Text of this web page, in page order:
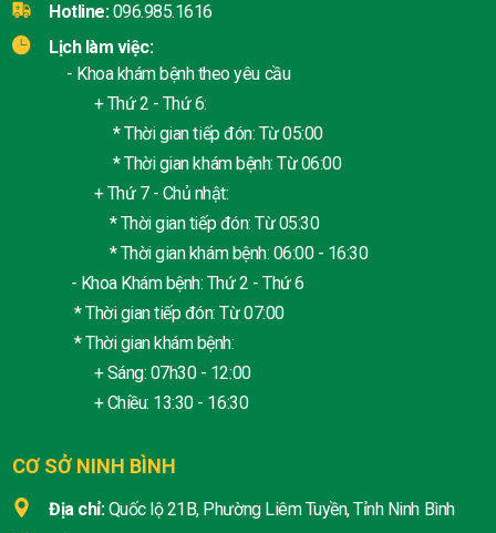
Hotline: 096.985.1616
Lịch làm việc:
- Khoa khám bệnh theo yêu cầu
+ Thứ 2 - Thứ 6:
* Thời gian tiếp đón: Từ 05:00
* Thời gian khám bệnh: Từ 06:00
+ Thứ 7 - Chủ nhật:
* Thời gian tiếp đón: Từ 05:30
* Thời gian khám bệnh: 06:00 - 16:30
- Khoa Khám bệnh: Thứ 2 - Thứ 6
* Thời gian tiếp đón: Từ 07:00
* Thời gian khám bệnh:
+ Sáng: 07h30 - 12:00
+ Chiều: 13:30 - 16:30
CƠ SỞ NINH BÌNH
Địa chỉ: Quốc lộ 21B, Phường Liêm Tuyền, Tỉnh Ninh Bình